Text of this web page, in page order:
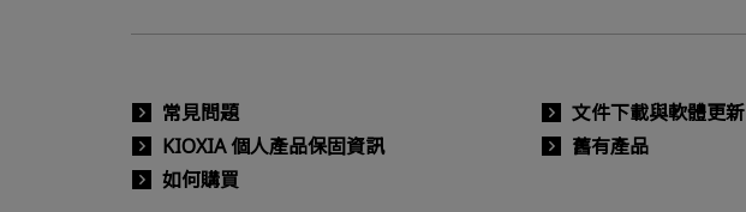
常見問題 文件下載與軟體更新
KIOXIA 個人產品保固資訊
舊有產品
如何購買